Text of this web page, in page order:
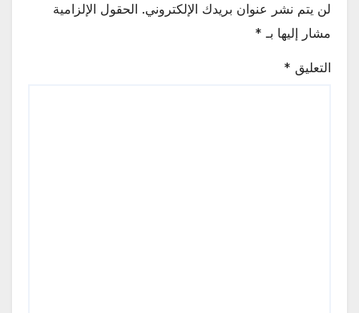
لن يتم نشر عنوان بريدك الإلكتروني. الحقول الإلزامية
مشار إليها بـ *
التعليق *